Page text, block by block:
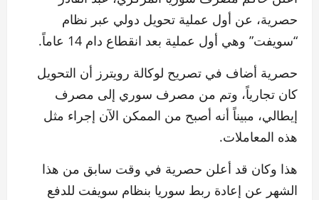
حصرية، عن أول عملية تحويل دولي عبر نظام
“سويفت” وهي أول عملية بعد انقطاع دام 14 عاماً.
حصرية أضاف في تصريح لوكالة رويترز أن التحويل
كان تجارياً، وتم من مصرف سوري إلى مصرف
إيطالي، مبيناً أنه أصبح من الممكن الآن إجراء مثل
هذه المعاملات.
هذا وكان قد أعلن حصرية في وقت سابق من هذا
الشهر عن إعادة ربط سوريا بنظام سويفت للدفع